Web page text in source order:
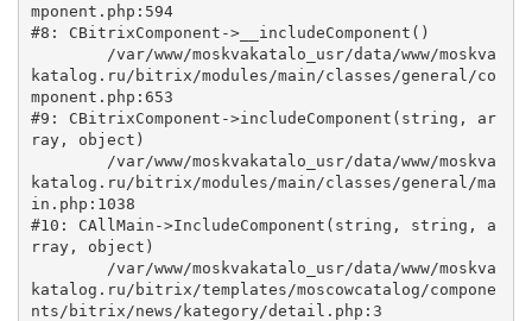
mponent.php:594
#8: CBitrixComponent->__includeComponent()
katalog.ru/bitrix/modules/main/classes/general/co
mponent.php:653
#9: CBitrixComponent->includeComponent(string, ar
ray, object)
katalog.ru/bitrix/modules/main/classes/general/ma
in.php:1038
#10: CAllMain->IncludeComponent(string, string, a
rray, object)
katalog.ru/bitrix/templates/moscowcatalog/compone
nts/bitrix/news/kategory/detail.php:3